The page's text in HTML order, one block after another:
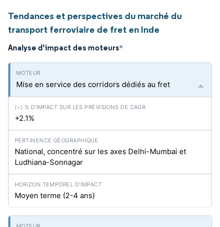
Tendances et perspectives du marché du
transport ferroviaire de fret en Inde
Analyse d'impact des moteurs*
Mise en service des corridors dédiés au fret
+2.1%
National, concentré sur les axes Delhi-Mumbai et
Ludhiana-Sonnagar
Moyen terme (2-4 ans)